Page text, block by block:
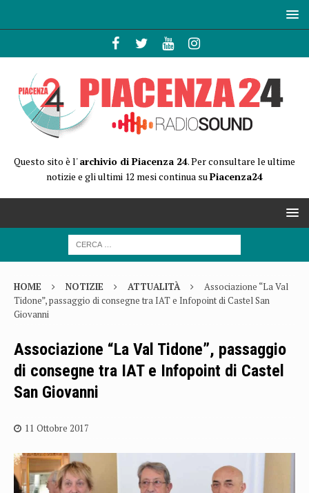
Questo sito è l'archivio di Piacenza 24. Per consultare le ultime
notizie e gli ultimi 12 mesi continua suPiacenza24
HOME NOTIZIE ATTUALITÀ
Associazione “La Val
Tidone”, passaggio di consegne tra IAT e Infopoint di Castel San
Giovanni
Associazione “La Val Tidone”, passaggio
di consegne tra IAT e Infopoint di Castel
San Giovanni
11 Ottobre 2017